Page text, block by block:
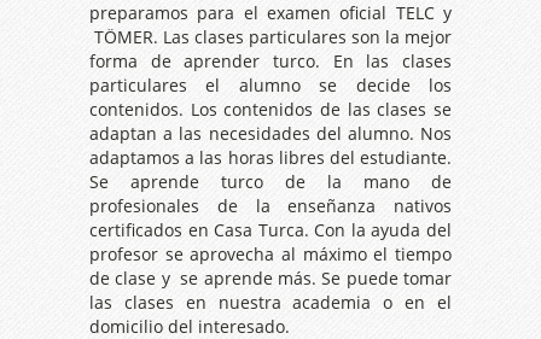
preparamos para el examen oficial TELC y
TÖMER. Las clases particulares son la mejor
forma de aprender turco. En las clases
particulares el alumno se decide los
contenidos. Los contenidos de las clases se
adaptan a las necesidades del alumno. Nos
adaptamos a las horas libres del estudiante.
Se aprende turco de la mano de
profesionales de la enseñanza nativos
certificados en Casa Turca. Con la ayuda del
profesor se aprovecha al máximo el tiempo
de clase y se aprende más. Se puede tomar
las clases en nuestra academia o en el
domicilio del interesado.